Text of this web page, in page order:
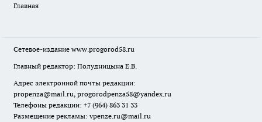
Главная
Сетевое-издание www.progorod58.ru
Главный редактор: Полудницына Е.В.
Адрес электронной почты редакции:
propenza@mail.ru, progorodpenza58@yandex.ru
Телефоны редакции: +7 (964) 863 31 33
Размещение рекламы: vpenze.ru@mail.ru